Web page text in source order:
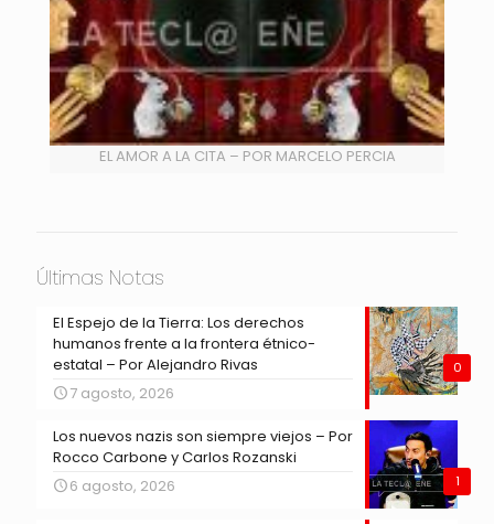
EL AMOR A LA CITA – POR MARCELO PERCIA
Últimas Notas
0
El Espejo de la Tierra: Los derechos
humanos frente a la frontera étnico-
estatal – Por Alejandro Rivas
7 agosto, 2026
1
Los nuevos nazis son siempre viejos – Por
Rocco Carbone y Carlos Rozanski
6 agosto, 2026